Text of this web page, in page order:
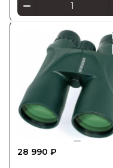
28 990 ₽